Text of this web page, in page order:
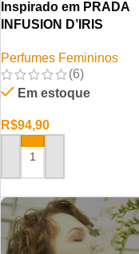
Inspirado em PRADA
INFUSION D’IRIS
Perfumes Femininos
(6)
Em estoque
R$94,90
ADICIONAR AO CARRINHO